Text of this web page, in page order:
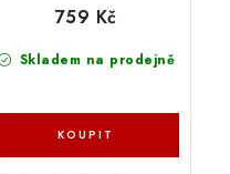
Skladem na prodejně
759 Kč